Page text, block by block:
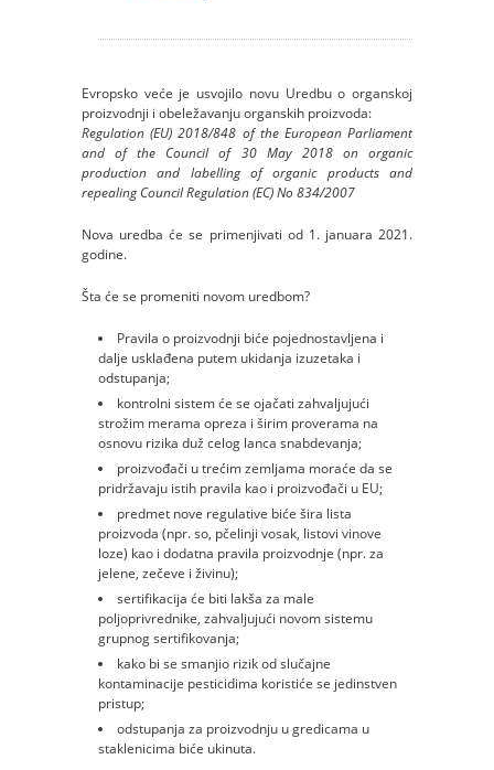
Evropsko veće je usvojilo novu Uredbu o organskoj
proizvodnji i obeležavanju organskih proizvoda:
Regulation (EU) 2018/848 of the European Parliament
andofthe Council of 30 May 2018 on organic
production and labelling of organic products and
repealing Council Regulation (EC) No 834/2007
Nova uredba će se primenjivati od 1. januara 2021.
godine.
Šta će se promeniti novom uredbom?
Pravila o proizvodnji biće pojednostavlјena i
dalјe usklađena putem ukidanja izuzetaka i
odstupanja;
kontrolni sistem će se ojačati zahvalјujući
strožim merama opreza i širim proverama na
osnovu rizika duž celog lanca snabdevanja;
proizvođači u trećim zemlјama moraće da se
pridržavaju istih pravila kao i proizvođači u EU;
predmet nove regulative biće šira lista
proizvoda (npr. so, pčelinji vosak, listovi vinove
loze) kao i dodatna pravila proizvodnje (npr. za
jelene, zečeve i živinu);
sertifikacija će biti lakša za male
polјoprivrednike, zahvalјujući novom sistemu
grupnog sertifikovanja;
kako bi se smanjio rizik od slučajne
kontaminacije pesticidima koristiće se jedinstven
pristup;
odstupanja za proizvodnju u gredicama u
staklenicima biće ukinuta.